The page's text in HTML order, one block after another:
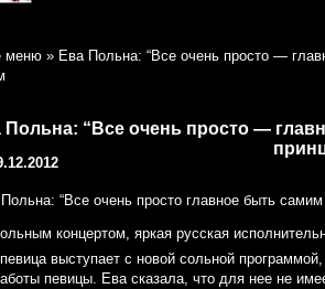
меню » Ева Польна: “Все очень просто —
Польна: “Все очень просто —
концертом, яркая русская
выступает с новой сольной
певицы. Ева сказала, что для нее не